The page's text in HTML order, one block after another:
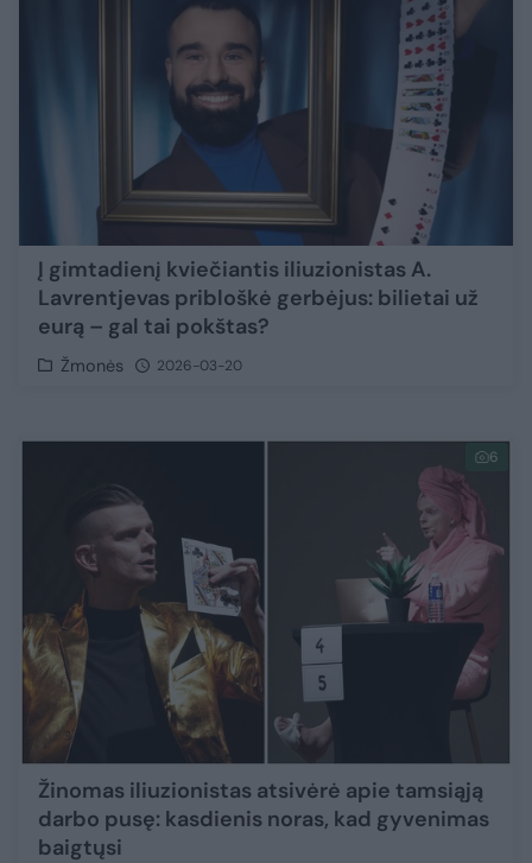
Į gimtadienį kviečiantis iliuzionistas A.
Lavrentjevas pribloškė gerbėjus: bilietai už
eurą – gal tai pokštas?
Žmonės 2026-03-20
6
Žinomas iliuzionistas atsivėrė apie tamsiąją
darbo pusę: kasdienis noras, kad gyvenimas
baigtųsi